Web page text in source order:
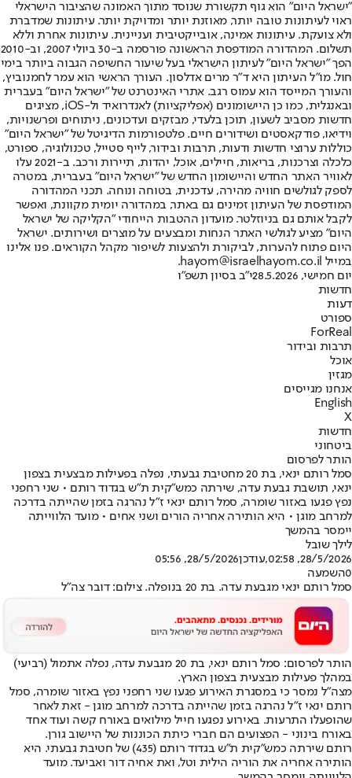
"ישראל היום" הוא גוף תקשורת שנוסד מתוך האמונה שהציבור הישראלי
ראוי לעיתונות טובה יותר, מאוזנת יותר ומדויקת יותר. עיתונות שמדברת
ולא צועקת. עיתונות אמינה, אובייקטיבית ועניינית. עיתונות אחרת וללא
תשלום. המהדורה המודפסת הראשונה פורסמה ב-30 ביולי 2007, וב-2010
הפך "ישראל היום" לעיתון הישראלי בעל שיעור החשיפה הגבוה ביותר בימי
חול. מו"ל העיתון היא ד"ר מרים אדלסון. העורך הראשי הוא עמר לחמנוביץ,
והעורך המייסד הוא עמוס רגב. אתרי האינטרנט של "ישראל היום" בעברית
ובאנגלית, כמו כן היישומונים (אפליקציות) לאנדרואיד ול-iOS, מציגים
חדשות מסביב לשעון, תוכן בלעדי, מבזקים ועדכונים, ניתוחים ופרשנויות,
וידיאו, פודקאסטים ושידורים חיים. פלטפורמות הדיגיטל של "ישראל היום"
כוללות ערוצי חדשות ודעות, תרבות ובידור, לייף סטייל, טכנולוגיה, ספורט,
כלכלה וצרכנות, בריאות, חיילים, אוכל, יהדות, תיירות ורכב. ב-2021 עלו
לאוויר האתר החדש והיישומון החדש של "ישראל היום" בעברית, במטרה
לספק לגולשים חוויה מהירה, עדכנית, בטוחה ונוחה. תכני המהדורה
המודפסת של העיתון זמינים גם באתר, במהדורה יומית מקוונת, ואפשר
לקבל אותם גם בניוזלטר. מועדון ההטבות הייחודי "הקליקה של ישראל
היום" מציע לגולשי האתר הנחות ומבצעים על מוצרים ושירותים. ישראל
היום פתוח להערות, לביקורת ולהצעות לשיפור מקהל הקוראים. פנו אלינו
במייל hayom@israelhayom.co.il.
יום חמישי, 28.5.2026
י"ב בסיון תשפ"ו
חדשות
דעות
ספורט
ForReal
תרבות ובידור
אוכל
מגזין
אנחנו מגייסים
English
X
חדשות
ביטחוני
הותר לפרסום
סמל רותם ינאי, בת 20 מחטיבת גבעתי, נפלה בפעילות מבצעית בצפון
ינאי, תושבת גבעת עדה, שירתה כמש"קית ת"ש בגדוד רותם • שני רחפני
נפץ פגעו באזור שומרה, סמל רותם ינאי ז"ל נהרגה בזמן שהייתה בדרכה
למרחב מוגן • היא הותירה אחריה הורים ושני אחים • מועד הלווייתה
יימסר בהמשך
לילך שובל
28/5/2026, 02:58
,עודכן28/5/2026, 05:56
0השמעה
סמל רותם ינאי מגבעת עדה. בת 20 בנופלה. צילום: דובר צה"ל
הותר לפרסום: סמל רותם ינאי, בת 20 מגבעת עדה, נפלה אתמול (רביעי)
במהלך פעילות מבצעית בצפון הארץ.
מצה"ל נמסר כי במסגרת האירוע פגעו שני רחפני נפץ באזור שומרה, סמל
רותם ינאי ז"ל נהרגה בזמן שהייתה בדרכה למרחב מוגן - זאת לאחר
שהופעלו התרעות. באירוע נפגעו חייל מילואים באורח קשה ועוד אחד
באורח בינוני - הפצועים הם חברי כיתת הכוננות של היישוב גורן.
רותם שירתה כמש"קית ת"ש בגדוד רותם (435) של חטיבת גבעתי. היא
הותירה אחריה את הוריה הילית וטל, ואת אחיה דור ואביעד. מועד